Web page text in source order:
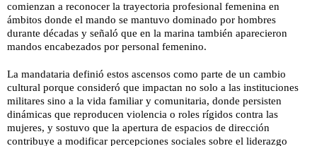
comienzan a reconocer la trayectoria profesional femenina en
ámbitos donde el mando se mantuvo dominado por hombres
durante décadas y señaló que en la marina también aparecieron
mandos encabezados por personal femenino.
La mandataria definió estos ascensos como parte de un cambio
cultural porque consideró que impactan no solo a las instituciones
militares sino a la vida familiar y comunitaria, donde persisten
dinámicas que reproducen violencia o roles rígidos contra las
mujeres, y sostuvo que la apertura de espacios de dirección
contribuye a modificar percepciones sociales sobre el liderazgo